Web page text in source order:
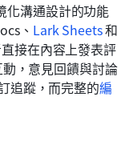
化溝通設計的功能
、 Lark Sheets
接在內容上發表評
，意見回饋與討論
追蹤，而完整的編